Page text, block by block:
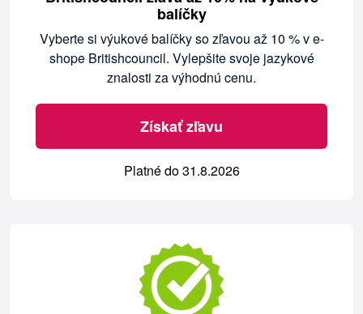
balíčky
Vyberte si výukové balíčky so zľavou až 10 % v e-
shope Britishcouncil. Vylepšite svoje jazykové
znalosti za výhodnú cenu.
Získať zľavu
Platné do 31.8.2026